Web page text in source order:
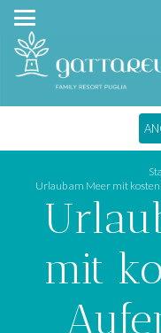
Urlaub am Meer mit
mit